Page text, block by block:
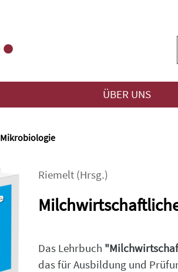
ÜBER UNS
Riemelt(Hrsg.)
Das Lehrbuch
das für Ausbildung und